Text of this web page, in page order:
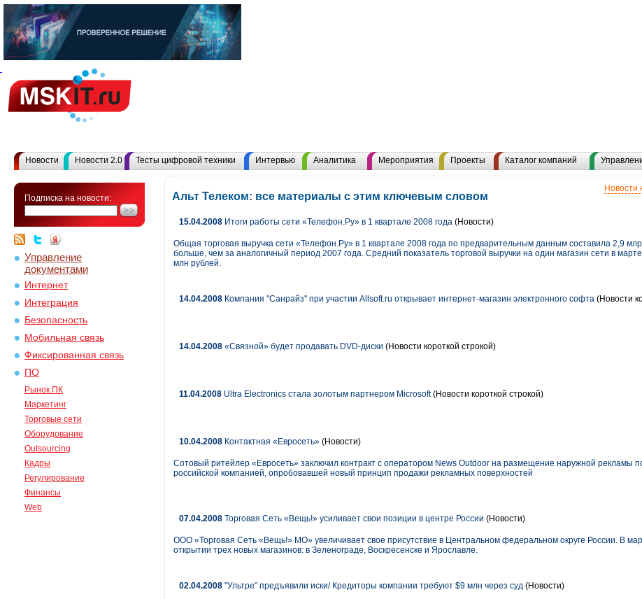
Новости Новости 2.0 Тесты цифровой техники Интервью Аналитика Мероприятия Проекты Каталог компаний
Подписка на новости:
Управление
документами
Интернет
Интеграция
Безопасность
Мобильная связь
Фиксированная связь
ПО
Рынок ПК
Маркетинг
Торговые сети
Оборудование
Outsourcing
Кадры
Регулирование
Финансы
Web
Новости
Альт Телеком: все материалы с этим ключевым словом
15.04.2008 Итоги работы сети «Телефон.Ру» в 1 квартале 2008 года (Новости)
Общая торговая выручка сети «Телефон.Ру» в 1 квартале 2008 года по предварительным данным составила 2,9
больше, чем за аналогичный период 2007 года. Средний показатель торговой выручки на один магазин сети в
млн рублей.
14.04.2008 Компания "Санрайз" при участии Allsoft.ru открывает интернет-магазин электронного софта (Новости
14.04.2008 «Связной» будет продавать DVD-диски (Новости короткой строкой)
11.04.2008 Ultra Electronics стала золотым партнером Microsoft(Новости короткой строкой)
10.04.2008 Контактная «Евросеть» (Новости)
Сотовый ритейлер «Евросеть» заключил контракт с оператором News Outdoor на размещение наружной рекламы
российской компанией, опробовавшей новый принцип продажи рекламных поверхностей
07.04.2008 Торговая Сеть «Вещь!» усиливает свои позиции в центре России (Новости)
ООО «Торговая Сеть «Вещь!» МО» увеличивает свое присутствие в Центральном федеральном округе России. В
открытии трех новых магазинов: в Зеленограде, Воскресенске и Ярославле.
02.04.2008 "Ультре" предъявили иски/ Кредиторы компании требуют $9 млн через суд (Новости)